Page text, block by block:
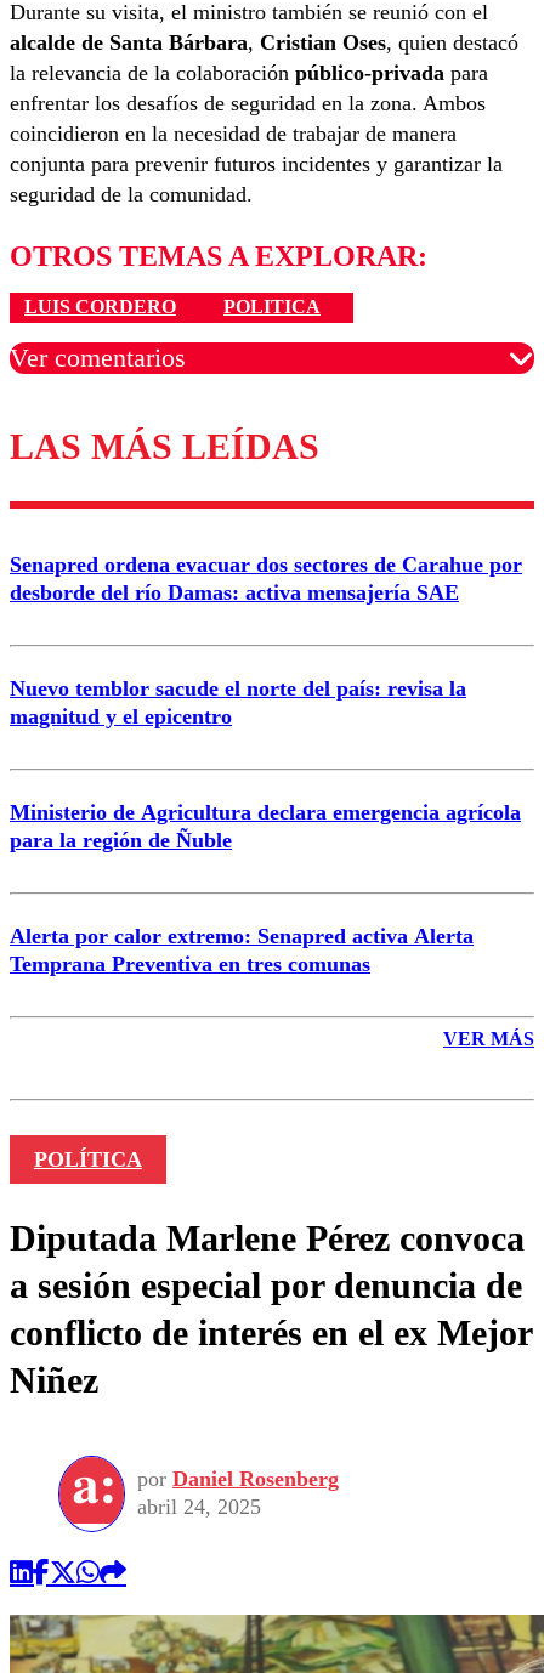
Durante su visita, el ministro también se reunió con el
alcalde de Santa Bárbara, Cristian Oses, quien destacó
la relevancia de la colaboración público-privada para
enfrentar los desafíos de seguridad en la zona. Ambos
coincidieron en la necesidad de trabajar de manera
conjunta para prevenir futuros incidentes y garantizar la
seguridad de la comunidad.
OTROS TEMAS A EXPLORAR:
LUIS CORDERO POLITICA
Ver comentarios
Los comentarios son moderados para garantizar un
diálogo respetuoso.
Nombre
Correo
LAS MÁS LEÍDAS
Senapred ordena evacuar dos sectores de Carahue por
desborde del río Damas: activa mensajería SAE
Nuevo temblor sacude el norte del país: revisa la
magnitud y el epicentro
Ministerio de Agricultura declara emergencia agrícola
para la región de Ñuble
Alerta por calor extremo: Senapred activa Alerta
Temprana Preventiva en tres comunas
VER MÁS
POLÍTICA
Diputada Marlene Pérez convoca
a sesión especial por denuncia de
conflicto de interés en el ex Mejor
Niñez
por Daniel Rosenberg
abril 24, 2025